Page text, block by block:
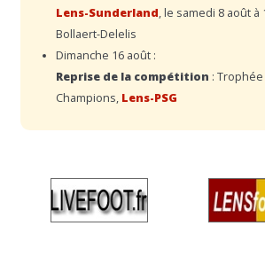
Lens-Sunderland, le samedi 8 août à
Bollaert-Delelis
Dimanche 16 août :
Reprise de la compétition :
Champions, Lens-PSG